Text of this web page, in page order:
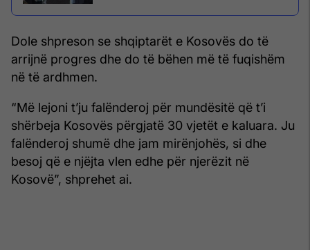
Dole shpreson se shqiptarët e Kosovës do të
arrijnë progres dhe do të bëhen më të fuqishëm
në të ardhmen.
“Më lejoni t’ju falënderoj për mundësitë që t’i
shërbeja Kosovës përgjatë 30 vjetët e kaluara. Ju
falënderoj shumë dhe jam mirënjohës, si dhe
besoj që e njëjta vlen edhe për njerëzit në
Kosovë”, shprehet ai.